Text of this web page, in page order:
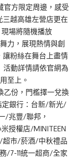
官方限定周邊，感受
三越高雄左營店更在
場將隨機播放
力 ，展現熱情與創
讓粉絲在舞台上盡情
活動詳情請依官網為
至上。
乙份，門檻擇一兌換
定銀行：台新/新光/
/兆豐/聯邦，
授權店/MINITEEN
超市/菸酒/中秋禮品
/7-11統一超商/全家